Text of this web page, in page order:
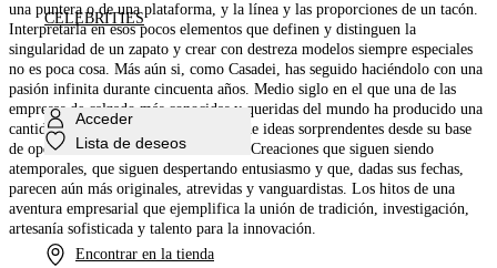
CELEBRITIES
Acceder
Lista de deseos
Encontrar en la tienda
una puntera o de una plataforma, y la línea y las proporciones de un tacón.
Interpretarla en esos pocos elementos que definen y distinguen la
singularidad de un zapato y crear con destreza modelos siempre especiales
no es poca cosa. Más aún si, como Casadei, has seguido haciéndolo con una
pasión infinita durante cincuenta años. Medio siglo en el que una de las
empresas de calzado más conocidas y queridas del mundo ha producido una
cantidad y una variedad considerable de ideas sorprendentes desde su base
de operaciones en San Mauro Pascoli. Creaciones que siguen siendo
atemporales, que siguen despertando entusiasmo y que, dadas sus fechas,
parecen aún más originales, atrevidas y vanguardistas. Los hitos de una
aventura empresarial que ejemplifica la unión de tradición, investigación,
artesanía sofisticada y talento para la innovación.